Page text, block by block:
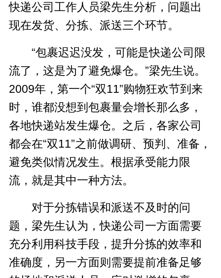
快递公司工作人员梁先生分析，问题出
现在发货、分拣、派送三个环节。
“包裹迟迟没发，可能是快递公司限
流了，这是为了避免爆仓。”梁先生说。
2009年，第一个“双11”购物狂欢节到来
时，谁都没想到包裹量会增长那么多，
各地快递站发生爆仓。之后，各家公司
都会在“双11”之前做调研、预判、准备，
避免类似情况发生。根据承受能力限
流，就是其中一种方法。
对于分拣错误和派送不及时的问
题，梁先生认为，快递公司一方面需要
充分利用科技手段，提升分拣的效率和
准确度，另一方面则需要提前准备足够